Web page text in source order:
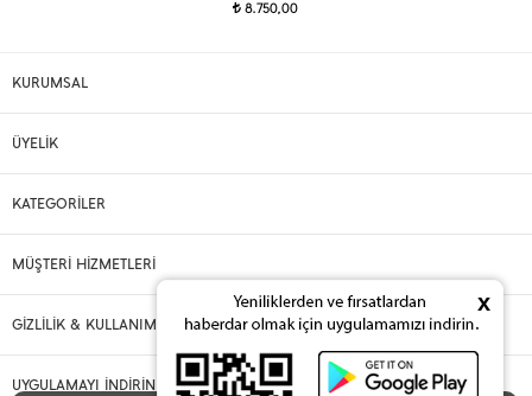
t8.750,00
KURUMSAL
ÜYELİK
KATEGORİLER
MÜŞTERİ HİZMETLERİ
GİZLİLİK & KULLANIM
UYGULAMAYI İNDİRİN
x